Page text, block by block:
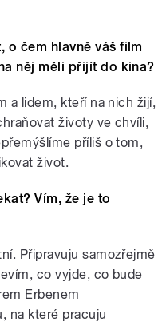
o čem hlavně váš film
něj měli přijít do kina?
a lidem, kteří na nich žijí,
životy ve chvíli,
příliš o tom,
život.
Vím, že je to
Připravuju samozřejmě
co vyjde, co bude
Erbenem
na které pracuju